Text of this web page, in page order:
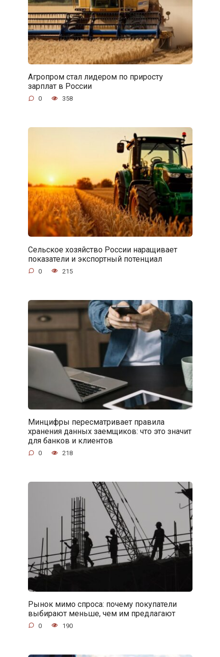
Агропром стал лидером по приросту
зарплат в России
0 358
Сельское хозяйство России наращивает
показатели и экспортный потенциал
0 215
Минцифры пересматривает правила
хранения данных заемщиков: что это значит
для банков и клиентов
0 218
Рынок мимо спроса: почему покупатели
выбирают меньше, чем им предлагают
0 190